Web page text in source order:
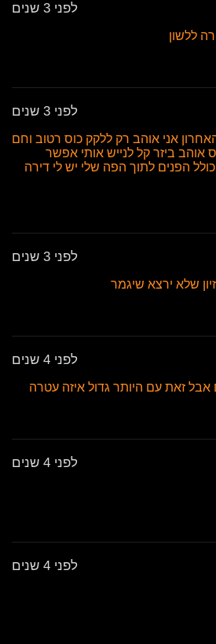
לפני 3 שנים
ללשון
לפני 3 שנים
האחרון אני אוהב רק ללקק כוס רטוב וחם
ביזר קל לנייש אותי אפשר
הפנים לתוך הפה שלי יש לי דירה
לפני 3 שנים
שלא ירצא שיגמר
לפני 4 שנים
זאת עם היותר גדול איזה עטרה
לפני 4 שנים
לפני 4 שנים